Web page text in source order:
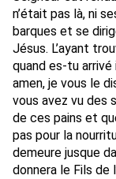
n’était pas là, ni
barques et se
Jésus. L’ayant
quand es-tu arrivé
amen, je vous le
vous avez vu des
de ces pains et
pas pour la
demeure jusque
donnera le Fils de